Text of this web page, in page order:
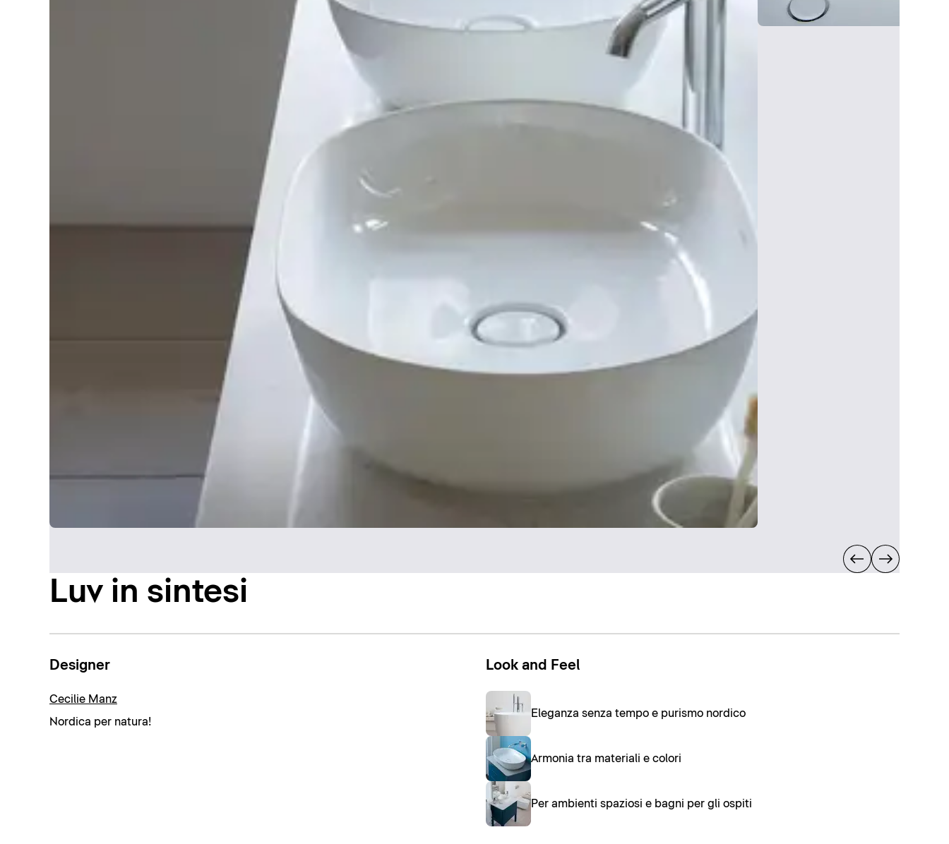
Luv in sintesi
Designer
Cecilie Manz
Nordica per natura!
Look and Feel
Eleganza senza tempo e purismo nordico
Armonia tra materiali e colori
Per ambienti spaziosi e bagni per gli ospiti